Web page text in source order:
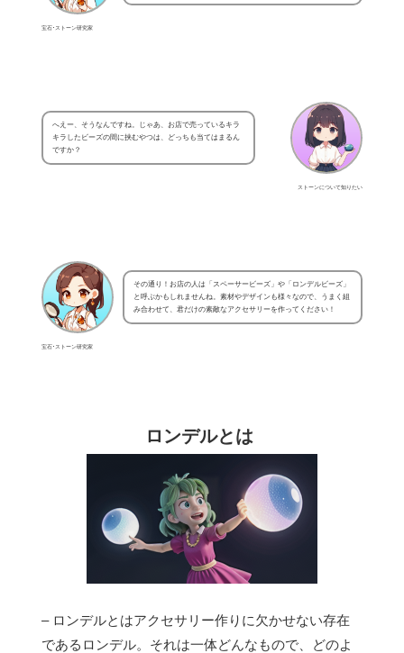
宝石･ストーン研究家
ストーンについて知りたい
へえー、そうなんですね。じゃあ、お店で売っているキラ
キラしたビーズの間に挟むやつは、どっちも当てはまるん
ですか？
宝石･ストーン研究家
その通り！お店の人は「スペーサービーズ」や「ロンデルビーズ」
と呼ぶかもしれませんね。素材やデザインも様々なので、うまく組
み合わせて、君だけの素敵なアクセサリーを作ってください！
ロンデルとは
– ロンデルとはアクセサリー作りに欠かせない存在
であるロンデル。それは一体どんなもので、どのよ